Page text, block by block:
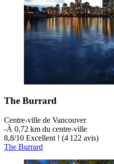
The Burrard
Centre-ville de Vancouver
‐À 0,72 km du centre-ville
8,8/10 Excellent ! (4 122 avis)
The Burrard